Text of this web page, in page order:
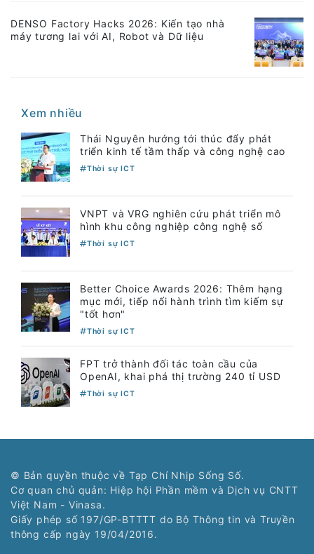
DENSO Factory Hacks 2026: Kiến tạo nhà
máy tương lai với AI, Robot và Dữ liệu
Xem nhiều
Thái Nguyên hướng tới thúc đẩy phát
triển kinh tế tầm thấp và công nghệ cao
Thời sự ICT
VNPT và VRG nghiên cứu phát triển mô
hình khu công nghiệp công nghệ số
Thời sự ICT
Better Choice Awards 2026: Thêm hạng
mục mới, tiếp nối hành trình tìm kiếm sự
"tốt hơn"
Thời sự ICT
FPT trở thành đối tác toàn cầu của
OpenAI, khai phá thị trường 240 tỉ USD
Thời sự ICT
© Bản quyền thuộc về Tạp Chí Nhịp Sống Số.
Cơ quan chủ quản: Hiệp hội Phần mềm và Dịch vụ CNTT
Việt Nam - Vinasa.
Giấy phép số 197/GP-BTTTT do Bộ Thông tin và Truyền
thông cấp ngày 19/04/2016.